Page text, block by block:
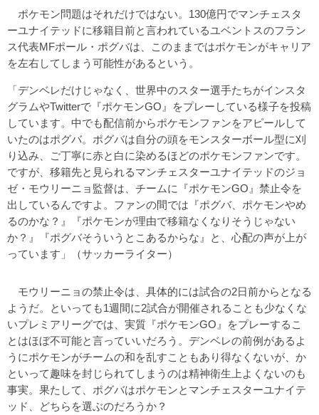
ポケモン問題はそれだけではない。130億円でマンチェスタ
ーユナイテッドに移籍目前と言われているユベントスのフラン
ス代表MFポール・ポグバは、このままではポケモンがキャリア
を左右してしまう可能性があるという。
「デンベレだけじゃなく、世界中のスター選手たちがインスタ
グラムやTwitterで『ポケモンGO』をプレーしている様子を投稿
しています。中でも配信前からポケモンファンをアピールして
いたのはポグバ。ポグバは自分の頭をモンスターボール型に刈
り込み、ご丁寧に赤と白に染めるほどのポケモンファンです。
ですが、移籍先と見られるマンチェスターユナイテッドのジョ
ゼ・モウリーニョ監督は、チームに『ポケモンGO』禁止令を
出しているんですよ。ファンの間では『ポグバ、ポケモンやめ
るのかな？』『ポケモンが理由で移籍なくなりそうじゃない
か？』『ポグバそういうとこあるからな』と、心配の声が上が
っています」（サッカーライター）
モウリーニョの禁止令は、具体的には試合の2日前からとなる
ようだ。といっても1週間に2試合が開催されることも少なくな
いプレミアリーグでは、実質『ポケモンGO』をプレーするこ
とはほぼ不可能と言っていいだろう。デンベレの前例があるよ
うにポケモンがチームの和を乱すこともあり得なくないが、か
といって趣味を封じられてしまうのは精神衛生上よくないのも
事実。果たして、ポグバはポケモンとマンチェスターユナイテ
ッド、どちらを選ぶのだろうか？